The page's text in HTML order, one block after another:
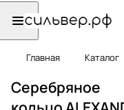
Главная Каталог
Серебряное